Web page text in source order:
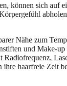
können sich
Nähe zum
und Make-
haarfreie Zeit